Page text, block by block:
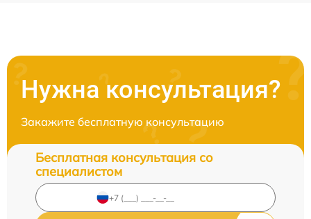
Нужна консультация?
Закажите бесплатную консультацию
Бесплатная консультация со
специалистом